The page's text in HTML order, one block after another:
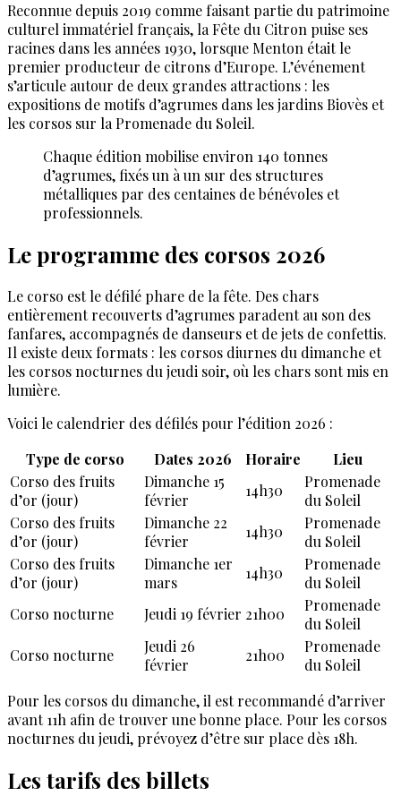
Reconnue depuis 2019 comme faisant partie du patrimoine
culturel immatériel français, la Fête du Citron puise ses
racines dans les années 1930, lorsque Menton était le
premier producteur de citrons d’Europe. L’événement
s’articule autour de deux grandes attractions : les
expositions de motifs d’agrumes dans les jardins Biovès et
les corsos sur la Promenade du Soleil.
Chaque édition mobilise environ 140 tonnes
d’agrumes, fixés un à un sur des structures
métalliques par des centaines de bénévoles et
professionnels.
Le programme des corsos 2026
Le corso est le défilé phare de la fête. Des chars
entièrement recouverts d’agrumes paradent au son des
fanfares, accompagnés de danseurs et de jets de confettis.
Il existe deux formats : les corsos diurnes du dimanche et
les corsos nocturnes du jeudi soir, où les chars sont mis en
lumière.
Voici le calendrier des défilés pour l’édition 2026 :
Type de corso
Dates 2026 Horaire
Lieu
Corso des fruits
d’or (jour)
Dimanche 15
février
14h30
Promenade
du Soleil
Corso des fruits
d’or (jour)
Dimanche 22
février
14h30
Promenade
du Soleil
Corso des fruits
d’or (jour)
Dimanche 1er
mars
14h30
Promenade
du Soleil
Corso nocturne
Jeudi 19 février 21h00
Promenade
du Soleil
Corso nocturne
Jeudi 26
février
21h00
Promenade
du Soleil
Pour les corsos du dimanche, il est recommandé d’arriver
avant 11h afin de trouver une bonne place. Pour les corsos
nocturnes du jeudi, prévoyez d’être sur place dès 18h.
Les tarifs des billets